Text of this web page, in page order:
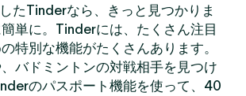
たTinderなら、きっと見つかりま
単に。Tinderには、たくさん注目
特別な機能がたくさんあります。
バドミントンの対戦相手を見つけ
のパスポート機能を使って、40